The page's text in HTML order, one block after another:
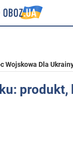
Wojskowa Dla
produkt,